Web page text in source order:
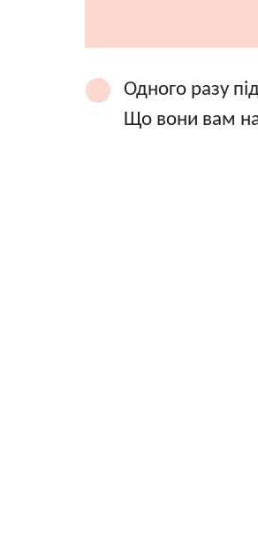
Одного разу
Що вони вам